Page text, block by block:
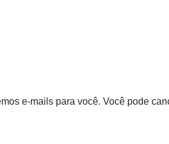
e-mails para você. Você pode